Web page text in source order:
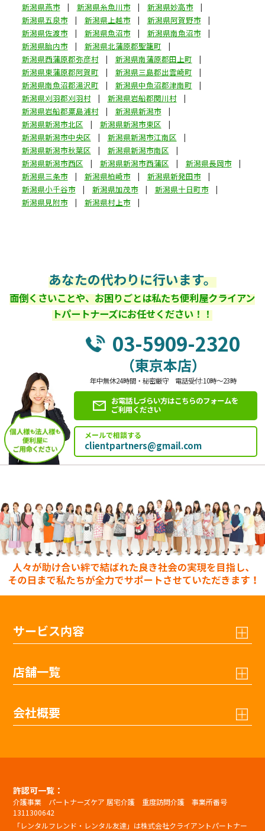
新潟県燕市 新潟県糸魚川市
新潟県妙高市
新潟県五泉市
新潟県上越市
新潟県阿賀野市
新潟県佐渡市
新潟県魚沼市
新潟県南魚沼市
新潟県胎内市
新潟県北蒲原郡聖籠町
新潟県西蒲原郡弥彦村
新潟県南蒲原郡田上町
新潟県東蒲原郡阿賀町
新潟県三島郡出雲崎町
新潟県南魚沼郡湯沢町
新潟県中魚沼郡津南町
新潟県刈羽郡刈羽村
新潟県岩船郡関川村
新潟県岩船郡粟島浦村
新潟県新潟市
新潟県新潟市北区
新潟県新潟市東区
新潟県新潟市中央区
新潟県新潟市江南区
新潟県新潟市秋葉区
新潟県新潟市南区
新潟県新潟市西区
新潟県新潟市西蒲区
新潟県長岡市
新潟県三条市
新潟県柏崎市
新潟県新発田市
新潟県小千谷市
新潟県加茂市
新潟県十日町市
新潟県見附市
新潟県村上市
あなたの代わりに行います。
面倒くさいことや、お困りごとは私たち便利屋クライアン
トパートナーズにお任せください！！
03-5909-2320
（東京本店）
年中無休24時間・秘密厳守 電話受付:10時～23時
お電話しづらい方はこちらのフォームを
ご利用ください
メールで相談する
clientpartners@gmail.com
サービス内容
店舗一覧
会社概要
許認可一覧：
介護事業 パートナーズケア 居宅介護 重度訪問介護 事業所番号
1311300642
「レンタルフレンド・レンタル友達」は株式会社クライアントパートナー